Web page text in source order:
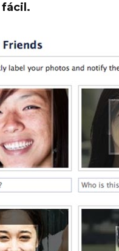
fácil.